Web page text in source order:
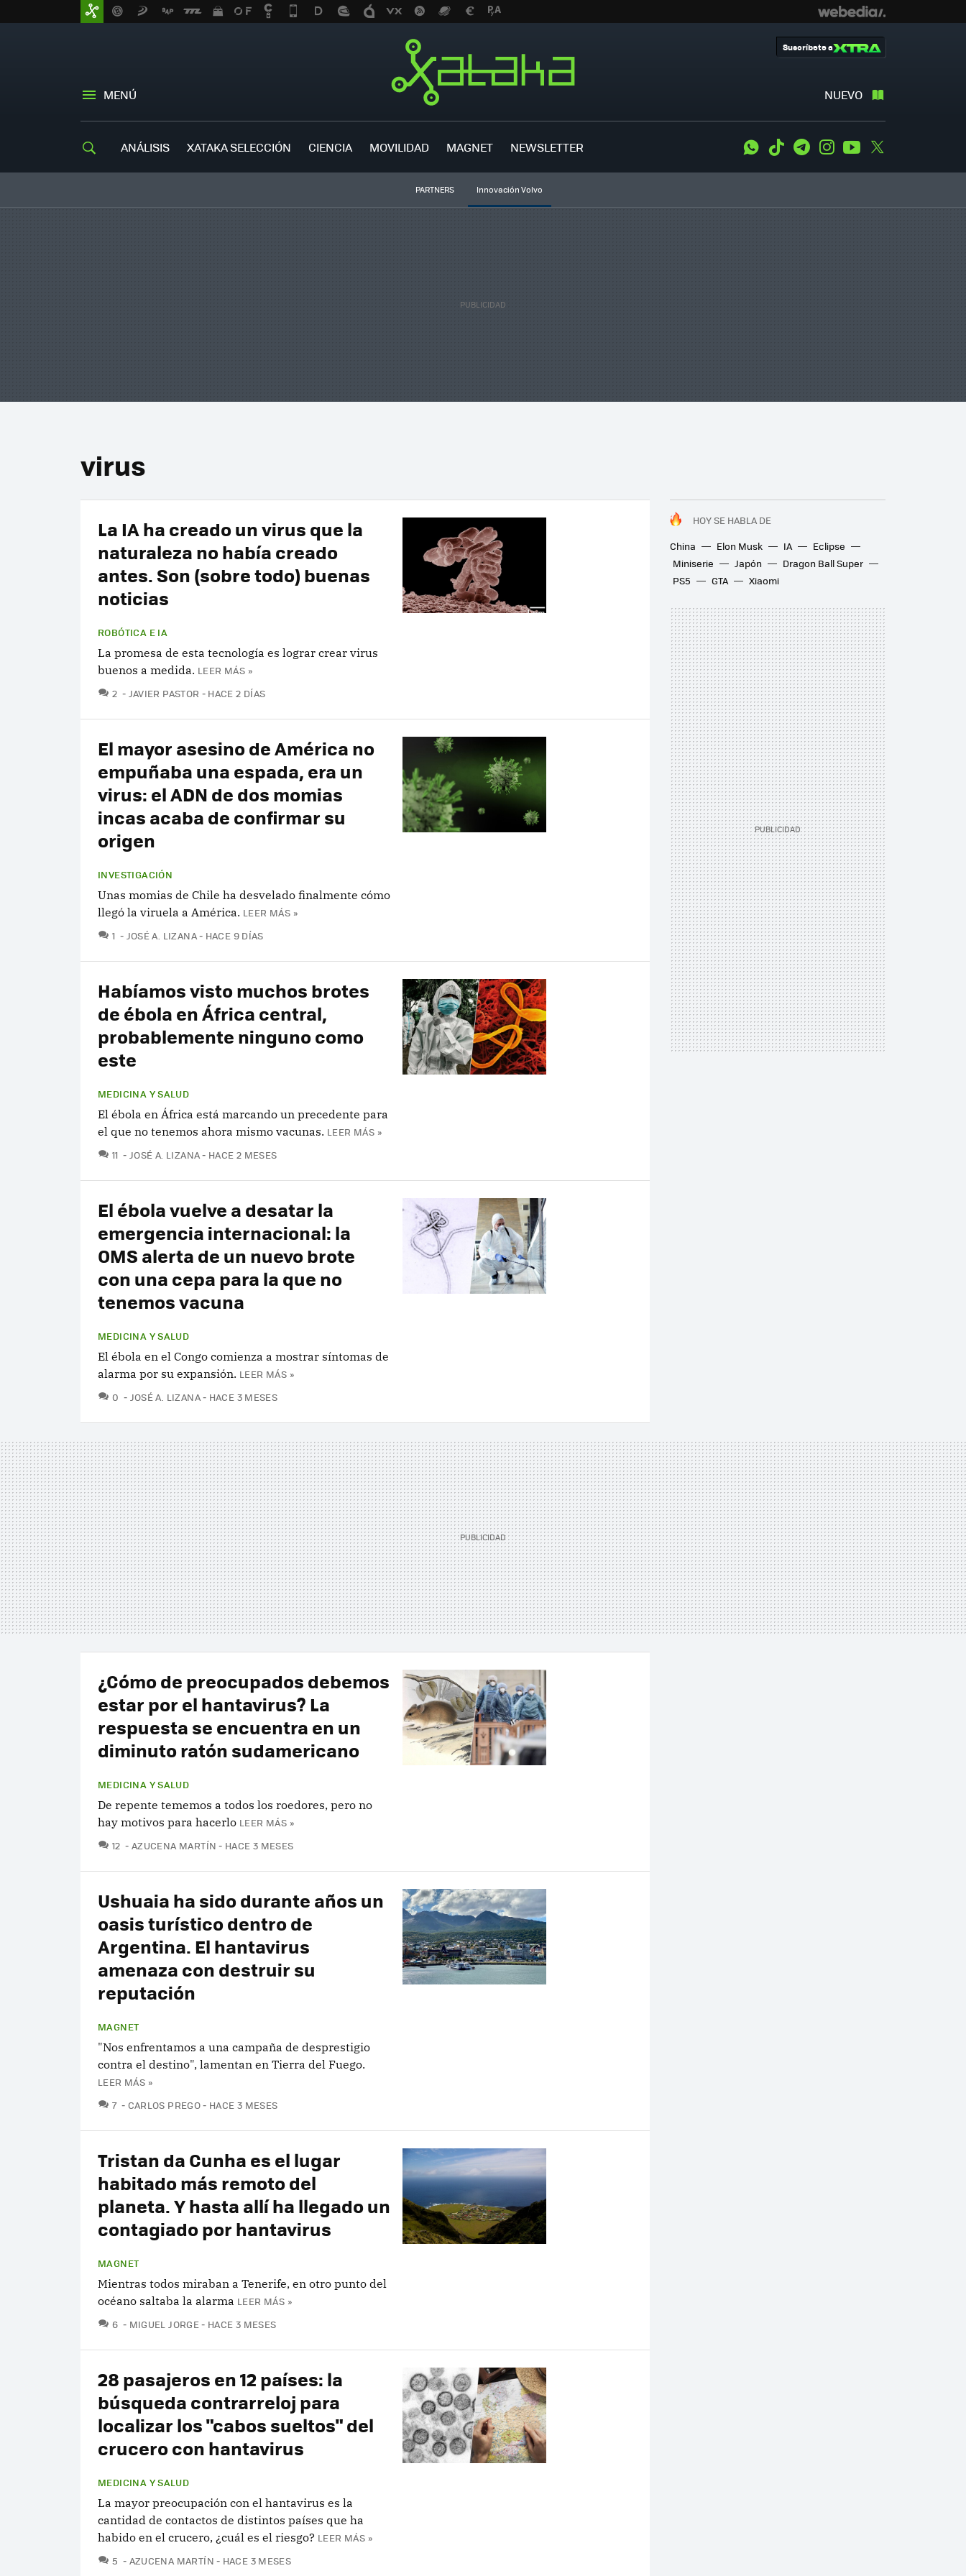
MENÚ NUEVO
Suscríbete a
ANÁLISIS XATAKA SELECCIÓN CIENCIA MOVILIDAD MAGNET NEWSLETTER WhatsApp
Tiktok TelegramInstagramYoutube
PARTNERS Innovación Volvo
virus
HOY SE HABLA DE
China
Elon Musk IA
Eclipse
Miniserie
Japón
Dragon Ball Super
PS5
GTA Xiaomi
La IA ha creado un virus que la
naturaleza no había creado
antes. Son (sobre todo) buenas
noticias
ROBÓTICA E IA
La promesa de esta tecnología es lograr crear virus
buenos a medida. LEER MÁS »
2 COMENTARIOS
JAVIER PASTOR HACE 2 DÍAS
El mayor asesino de América no
empuñaba una espada, era un
virus: el ADN de dos momias
incas acaba de confirmar su
origen
INVESTIGACIÓN
Unas momias de Chile ha desvelado finalmente cómo
llegó la viruela a América. LEER MÁS »
1 COMENTARIOS
JOSÉ A. LIZANA HACE 9 DÍAS
Habíamos visto muchos brotes
de ébola en África central,
probablemente ninguno como
este
MEDICINA Y SALUD
El ébola en África está marcando un precedente para
el que no tenemos ahora mismo vacunas. LEER MÁS »
11 COMENTARIOS
JOSÉ A. LIZANA HACE 2 MESES
El ébola vuelve a desatar la
emergencia internacional: la
OMS alerta de un nuevo brote
con una cepa para la que no
tenemos vacuna
MEDICINA Y SALUD
El ébola en el Congo comienza a mostrar síntomas de
alarma por su expansión. LEER MÁS »
0 COMENTARIOS
JOSÉ A. LIZANA HACE 3 MESES
¿Cómo de preocupados debemos
estar por el hantavirus? La
respuesta se encuentra en un
diminuto ratón sudamericano
MEDICINA Y SALUD
De repente tememos a todos los roedores, pero no
hay motivos para hacerlo LEER MÁS »
12 COMENTARIOS
AZUCENA MARTÍN HACE 3 MESES
Ushuaia ha sido durante años un
oasis turístico dentro de
Argentina. El hantavirus
amenaza con destruir su
reputación
MAGNET
"Nos enfrentamos a una campaña de desprestigio
contra el destino", lamentan en Tierra del Fuego.
LEER MÁS »
7 COMENTARIOS
CARLOS PREGO HACE 3 MESES
Tristan da Cunha es el lugar
habitado más remoto del
planeta. Y hasta allí ha llegado un
contagiado por hantavirus
MAGNET
Mientras todos miraban a Tenerife, en otro punto del
océano saltaba la alarma LEER MÁS »
6 COMENTARIOS
MIGUEL JORGE HACE 3 MESES
28 pasajeros en 12 países: la
búsqueda contrarreloj para
localizar los "cabos sueltos" del
crucero con hantavirus
MEDICINA Y SALUD
La mayor preocupación con el hantavirus es la
cantidad de contactos de distintos países que ha
habido en el crucero, ¿cuál es el riesgo? LEER MÁS »
5 COMENTARIOS
AZUCENA MARTÍN HACE 3 MESES